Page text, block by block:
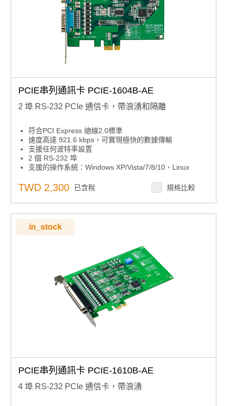
PCIE串列通訊卡 PCIE-1604B-AE
2 埠 RS-232 PCIe 通信卡，帶浪湧和隔離
符合PCI Express 總線2.0標準
速度高達 921.6 kbps，可實現極快的數據傳輸
支援任何波特率設置
2 個 RS-232 埠
支援的操作系統：Windows XP/Vista/7/8/10、Linux
TWD 2,300 已含稅 規格比較
in_stock
PCIE串列通訊卡 PCIE-1610B-AE
4 埠 RS-232 PCIe 通信卡，帶浪湧